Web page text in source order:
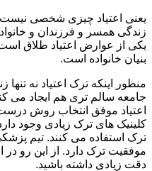
یعنی اعتیاد چیزی شخصی
زندگی همسر و فرزندان و
یکی از عوارض اعتیاد طلاق
بنیان خانواده است.
منظور اینکه ترک اعتیاد نه تنها
جامعه سالم تری هم ایجاد می
اعتیاد موفق انتخاب روش
کلینیک های ترک زیادی وجود
ترک استفاده می کنند. تیم
موفقیت ترک دارد. از این رو در
دقت زیادی داشته باشید.